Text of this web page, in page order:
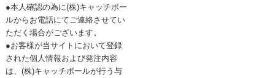
●本人確認の為に(株)キャッチボー
ルからお電話にてご連絡させてい
ただく場合がございます。
●お客様が当サイトにおいて登録
された個人情報および発注内容
は、(株)キャッチボールが行う与